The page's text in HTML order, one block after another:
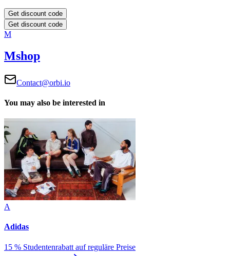
Get discount code
Get discount code
M
Mshop
Contact@orbi.io
You may also be interested in
A
Adidas
15 % Studentenrabatt auf reguläre Preise